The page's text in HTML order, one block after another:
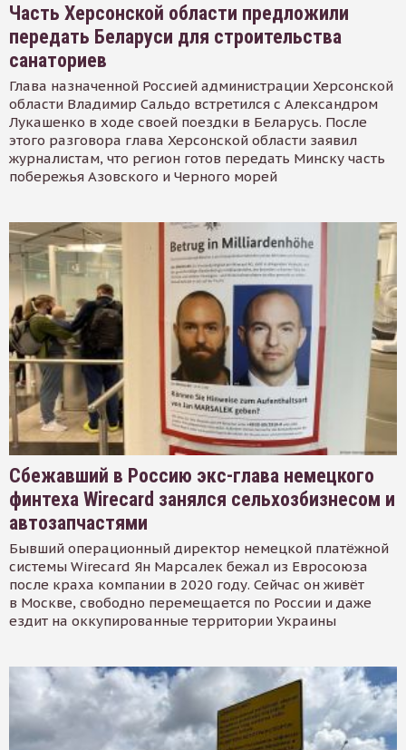
Часть Херсонской области предложили
передать Беларуси для строительства
санаториев
Глава назначенной Россией администрации Херсонской
области Владимир Сальдо встретился с Александром
Лукашенко в ходе своей поездки в Беларусь. После
этого разговора глава Херсонской области заявил
журналистам, что регион готов передать Минску часть
побережья Азовского и Черного морей
Сбежавший в Россию экс-глава немецкого
финтеха Wirecard занялся сельхозбизнесом и
автозапчастями
Бывший операционный директор немецкой платёжной
системы Wirecard Ян Марсалек бежал из Евросоюза
после краха компании в 2020 году. Сейчас он живёт
в Москве, свободно перемещается по России и даже
ездит на оккупированные территории Украины